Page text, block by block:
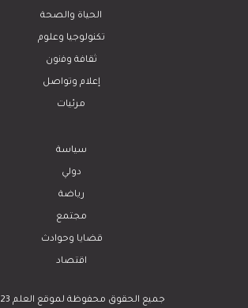
الحياة والصحة
تكنولوجيا وعلوم
ﺛﻘﺎﻓﺔ وﻓﻧون
إعلام وتواصل
مرئيات
سياسة
دولي
رياضة
مجتمع
قضايا وحوادث
اقتصاد
© 2023 جميع الحقوق محفوظة لموقع العلم